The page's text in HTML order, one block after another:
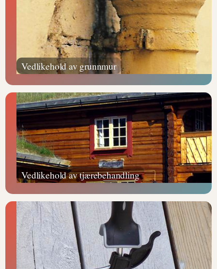
Vedlikehold av grunnmur
Vedlikehold av tjærebehandling